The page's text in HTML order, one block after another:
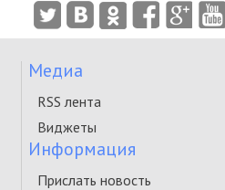
Медиа
RSS лента
Виджеты
Информация
Прислать новость